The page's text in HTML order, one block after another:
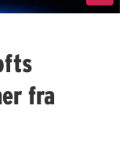
fra